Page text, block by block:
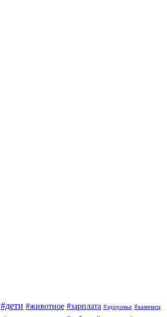
#дети #животное #зарплата #здоровье #каменец